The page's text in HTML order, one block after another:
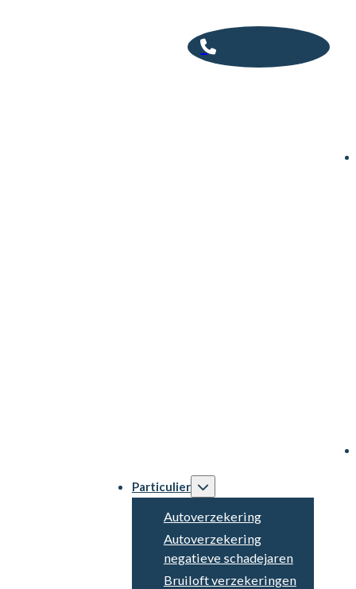
Particulier
Autoverzekering
Autoverzekering
negatieve schadejaren
Bruiloft verzekeringen